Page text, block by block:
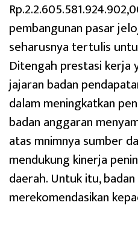
pembangunan pasar
seharusnya tertulis
Ditengah prestasi kerja
jajaran badan
dalam meningkatkan
badan anggaran
atas mnimnya sumber
mendukung kinerja
daerah. Untuk itu,
merekomendasikan
tengah untuk lebih